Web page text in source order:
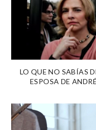
LO QUE NO SABÍAS
ESPOSA DE